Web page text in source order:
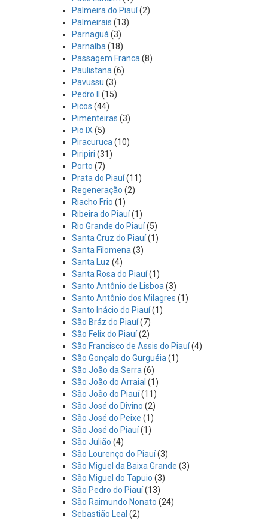
Palmeira do Piauí(2)
Palmeirais (13)
Parnaguá(3)
Parnaíba(18)
Passagem Franca(8)
Paulistana(6)
Pavussu (3)
Pedro II
(15)
Picos (44)
Pimenteiras (3)
Pio IX(5)
Piracuruca(10)
Piripiri (31)
Porto (7)
Prata do Piauí(11)
Regeneração (2)
Riacho Frio (1)
Ribeira do Piauí(1)
Rio Grande do Piauí(5)
Santa Cruz do Piauí(1)
Santa Filomena(3)
Santa Luz (4)
Santa Rosa do Piauí(1)
Santo Antônio de Lisboa(3)
Santo Antônio dos Milagres (1)
Santo Inácio do Piauí(1)
São Bráz do Piauí(7)
São Felix do Piauí(2)
São Francisco de Assis do Piauí(4)
São Gonçalo do Gurguéia(1)
São João da Serra(6)
São João do Arraial (1)
São João do Piauí(11)
São José do Divino (2)
São José do Peixe (1)
São José do Piauí(1)
São Julião (4)
São Lourenço do Piauí(3)
São Miguel da Baixa Grande (3)
São Miguel do Tapuio (3)
São Pedro do Piauí(13)
São Raimundo Nonato (24)
Sebastião Leal (2)